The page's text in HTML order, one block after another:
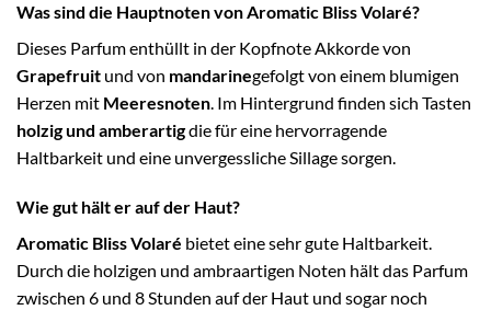
Was sind die Hauptnoten von Aromatic Bliss Volaré?
Dieses Parfum enthüllt in der Kopfnote Akkorde von
Grapefruit und von mandarinegefolgt von einem blumigen
Herzen mit Meeresnoten . Im Hintergrund finden sich Tasten
holzig und amberartigdie für eine hervorragende
Haltbarkeit und eine unvergessliche Sillage sorgen.
Wie gut hält er auf der Haut?
Aromatic Bliss Volaré bietet eine sehr gute Haltbarkeit.
Durch die holzigen und ambraartigen Noten hält das Parfum
zwischen 6 und 8 Stunden auf der Haut und sogar noch